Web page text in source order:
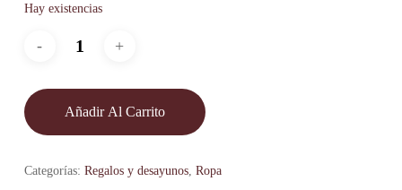
Hay existencias
Añadir Al Carrito
Categorías: Regalos y desayunos, Ropa